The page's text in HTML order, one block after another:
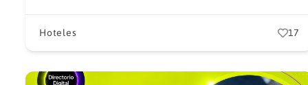
Hoteles 17